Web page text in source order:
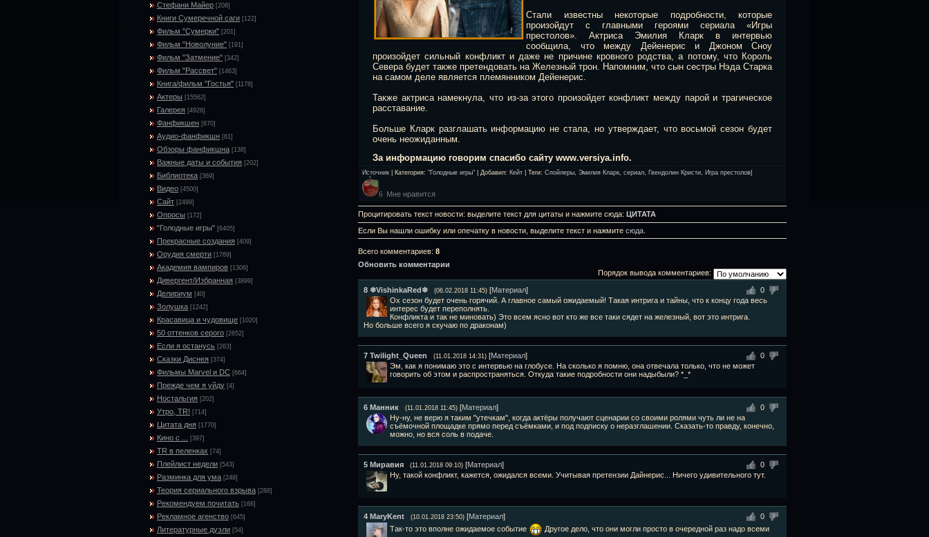
Стефани Майер [208]
Книги Сумеречной саги [122]
Фильм "Сумерки" [201]
Фильм "Новолуние" [191]
Фильм "Затмение" [342]
Фильм "Рассвет" [1463]
Книга/фильм "Гостья" [1178]
Актеры [15562]
Галерея [4926]
Фанфикшен [670]
Аудио-фанфикшн [61]
Обзоры фанфикшна [138]
Важные даты и события [202]
Библиотека [369]
Видео [4500]
Сайт [2499]
Опросы [172]
"Голодные игры" [6405]
Прекрасные создания [409]
Орудия смерти [1769]
Академия вампиров [1306]
Дивергент/Избранная [3899]
Делириум [40]
Золушка [1242]
Красавица и чудовище [1020]
50 оттенков серого [2652]
Если я останусь [263]
Сказки Диснея [374]
Фильмы Marvel и DC [664]
Прежде чем я уйду [4]
Ностальгия [202]
Утро, TR! [714]
Цитата дня [1770]
Кино с ... [397]
TR в пеленках [74]
Плейлист недели [543]
Разминка для ума [248]
Теория сериального взрыва [288]
Рекомендуем почитать [166]
Рекламное агенство [645]
Литературные дуэли [54]
Стали известны некоторые подробности, которые
произойдут с главными героями сериала «Игры
престолов». Актриса Эмилия Кларк в интервью
сообщила, что между Дейенерис и Джоном Сноу
произойдет сильный конфликт и даже не причине кровного родства, а потому, что Король
Севера будет также претендовать на Железный трон. Напомним, что сын сестры Нэда Старка
на самом деле является племянником Дейенерис.
Также актриса намекнула, что из-за этого произойдет конфликт между парой и трагическое
расставание.
Больше Кларк разглашать информацию не стала, но утверждает, что восьмой сезон будет
очень неожиданным.
За информацию говорим спасибо сайту www.versiya.info.
Источник Категория: "Голодные игры" Добавил: Кейт Теги: Спойлеры Эмилия Кларк сериал Гвендолин Кристи Игра престолов
6 Мне нравится
Процитировать текст новости: выделите текст для цитаты и нажмите сюда: ЦИТАТА
Если Вы нашли ошибку или опечатку в новости, выделите текст и нажмите сюда
Всего комментариев: 8
Обновить комментарии
Порядок вывода комментариев:
0
8 ❄VishinkaRed❄ (06.02.2018 11:45) [Материал]
Ох сезон будет очень горячий. А главное самый ожидаемый! Такая интрига и тайны, что к концу года весь
интерес будет переполнять.
Конфликта и так не миновать) Это всем ясно вот кто же все таки сядет на железный, вот это интрига.
Но больше всего я скучаю по драконам)
0
7 Twilight_Queen (11.01.2018 14:31) [Материал]
Эм, как я понимаю это с интервью на глобусе. На сколько я помню, она отвечала только, что не может
говорить об этом и распространяться. Откуда такие подробности они надыбыли? *_*
0
6 Манник (11.01.2018 11:45) [Материал]
Ну-ну, не верю я таким "утечкам", когда актёры получают сценарии со своими ролями чуть ли не на
съёмочной площадке прямо перед съёмками, и под подписку о неразглашении. Сказать-то правду, конечно,
можно, но вся соль в подаче.
0
5 Миравия (11.01.2018 09:10) [Материал]
Ну, такой конфликт, кажется, ожидался всеми. Учитывая претензии Дайнерис... Ничего удивительного тут.
0
4 MaryKent (10.01.2018 23:50) [Материал]
Так-то это вполне ожидаемое событие
Другое дело, что они могли просто в очередной раз надо всеми